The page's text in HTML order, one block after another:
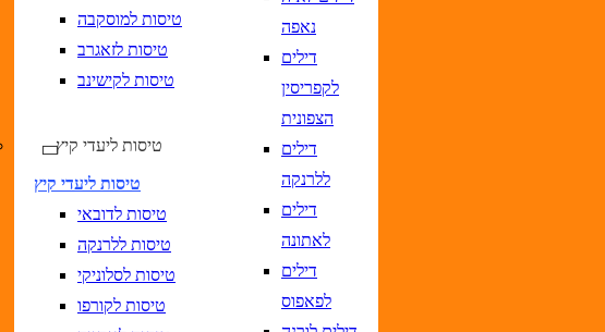
טיסות למוסקבה
טיסות לזאגרב
טיסות לקישינב
טיסות ליעדי קיץ
טיסות ליעדי קיץ
טיסות לדובאי
טיסות ללרנקה
טיסות לסלוניקי
טיסות לקורפו
נאפה
דילים
לקפריסין
הצפונית
דילים
ללרנקה
דילים
לאתונה
דילים
לפאפוס